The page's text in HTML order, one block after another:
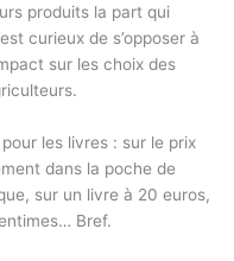
produits la part qui
curieux de s’opposer à
sur les choix des
les livres : sur le prix
dans la poche de
sur un livre à 20 euros,
Bref.